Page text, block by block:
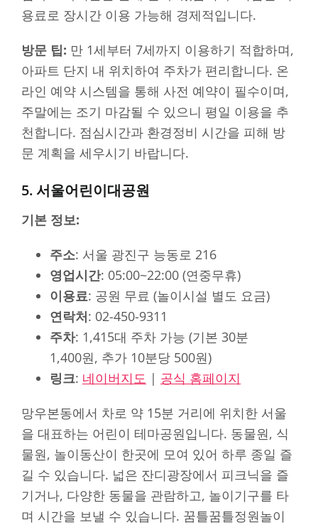
용료로 장시간 이용 가능해 경제적입니다.
방문 팁: 만 1세부터 7세까지 이용하기 적합하며,
아파트 단지 내 위치하여 주차가 편리합니다. 온
라인 예약 시스템을 통해 사전 예약이 필수이며,
주말에는 조기 마감될 수 있으니 평일 이용을 추
천합니다. 점심시간과 환경정비 시간을 피해 방
문 계획을 세우시기 바랍니다.
5. 서울어린이대공원
기본 정보:
주소: 서울 광진구 능동로 216
영업시간: 05:00~22:00 (연중무휴)
이용료: 공원 무료 (놀이시설 별도 요금)
연락처: 02-450-9311
주차: 1,415대 주차 가능 (기본 30분
1,400원, 추가 10분당 500원)
링크: 네이버지도 | 공식 홈페이지
망우본동에서 차로 약 15분 거리에 위치한 서울
을 대표하는 어린이 테마공원입니다. 동물원, 식
물원, 놀이동산이 한곳에 모여 있어 하루 종일 즐
길 수 있습니다. 넓은 잔디광장에서 피크닉을 즐
기거나, 다양한 동물을 관람하고, 놀이기구를 타
며 시간을 보낼 수 있습니다. 꿈틀꿈틀정원놀이